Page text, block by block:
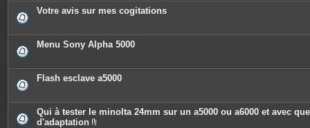
Votre avis sur mes cogitations
Menu Sony Alpha 5000
Flash esclave a5000
Qui à tester le minolta 24mm sur un a5000 ou a6000 et avec
d'adaptation